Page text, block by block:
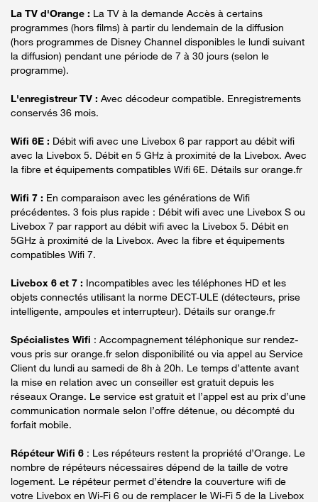
La TV d'Orange : La TV à la demande Accès à certains
programmes (hors films) à partir du lendemain de la diffusion
(hors programmes de Disney Channel disponibles le lundi suivant
la diffusion) pendant une période de 7 à 30 jours (selon le
programme).
L'enregistreur TV : Avec décodeur compatible. Enregistrements
conservés 36 mois.
Wifi 6E : Débit wifi avec une Livebox 6 par rapport au débit wifi
avec la Livebox 5. Débit en 5 GHz à proximité de la Livebox. Avec
la fibre et équipements compatibles Wifi 6E. Détails sur orange.fr
Wifi 7 : En comparaison avec les générations de Wifi
précédentes. 3 fois plus rapide : Débit wifi avec une Livebox S ou
Livebox 7 par rapport au débit wifi avec la Livebox 5. Débit en
5GHz à proximité de la Livebox. Avec la fibre et équipements
compatibles Wifi 7.
Livebox 6 et 7 : Incompatibles avec les téléphones HD et les
objets connectés utilisant la norme DECT-ULE (détecteurs, prise
intelligente, ampoules et interrupteur). Détails sur orange.fr
Spécialistes Wifi : Accompagnement téléphonique sur rendez-
vous pris sur orange.fr selon disponibilité ou via appel au Service
Client du lundi au samedi de 8h à 20h. Le temps d’attente avant
la mise en relation avec un conseiller est gratuit depuis les
réseaux Orange. Le service est gratuit et l’appel est au prix d’une
communication normale selon l’offre détenue, ou décompté du
forfait mobile.
Répéteur Wifi 6 : Les répéteurs restent la propriété d’Orange. Le
nombre de répéteurs nécessaires dépend de la taille de votre
logement. Le répéteur permet d’étendre la couverture wifi de
votre Livebox en Wi-Fi 6 ou de remplacer le Wi-Fi 5 de la Livebox